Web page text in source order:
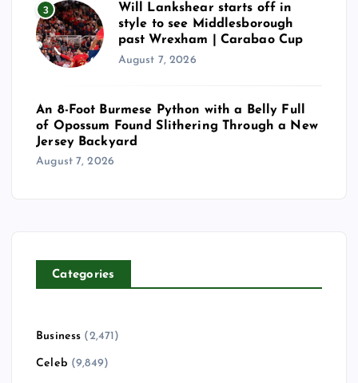
3
Will Lankshear starts off in
style to see Middlesborough
past Wrexham | Carabao Cup
August 7, 2026
An 8-Foot Burmese Python with a Belly Full
of Opossum Found Slithering Through a New
Jersey Backyard
August 7, 2026
Categories
Business (2,471)
Celeb (9,849)